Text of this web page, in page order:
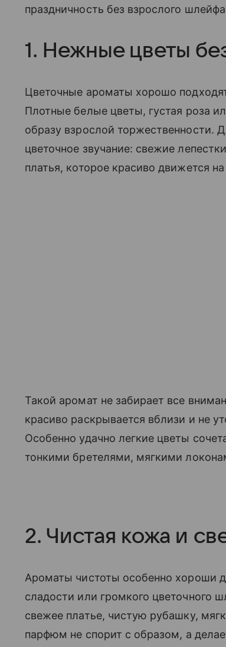
праздничность без взрослого
1. Нежные цветы
Цветочные ароматы хорошо
Плотные белые цветы, густая роза
образу взрослой торжественности.
цветочное звучание: свежие
платья, которое красиво движется
Такой аромат не забирает все
красиво раскрывается вблизи и не
Особенно удачно легкие цветы
тонкими бретелями, мягкими
2. Чистая кожа и
Ароматы чистоты особенно хороши
сладости или громкого цветочного
свежее платье, чистую рубашку,
парфюм не спорит с образом, а